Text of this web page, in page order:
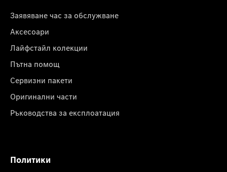
Заявяване час за обслужване
Аксесоари
Лайфстайл колекции
Пътна помощ
Сервизни пакети
Оригинални части
Ръководства за експлоатация
Политики